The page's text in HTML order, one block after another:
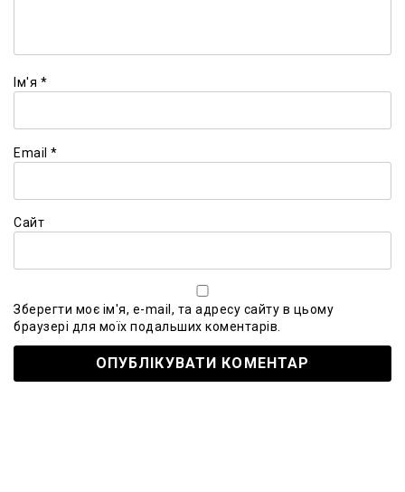
Ім'я *
Email *
Сайт
Зберегти моє ім'я, e-mail, та адресу сайту в цьому
браузері для моїх подальших коментарів.